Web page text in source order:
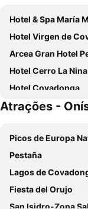
Hotel & Spa María
Hotel Virgen de
Arcea Gran Hotel
Hotel Cerro La Nina
Hotel Covadonga
Hotel Principado De
Parador de
Conjunto Hotelero
La Casona de
Hotel Granda
Atrações -
Picos de Europa
Pestaña
Lagos de
Fiesta del Orujo
San Isidro-Zona